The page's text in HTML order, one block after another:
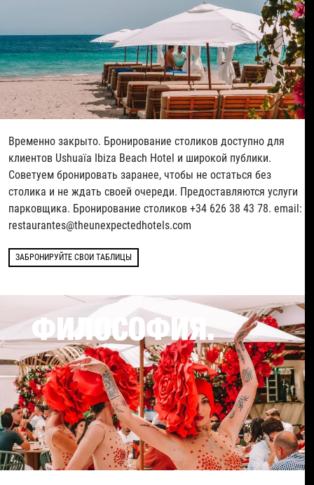
Временно закрыто. Бронирование столиков доступно для
клиентов Ushuaïa Ibiza Beach Hotel и широкой публики.
Советуем бронировать заранее, чтобы не остаться без
столика и не ждать своей очереди. Предоставляются услуги
парковщика. Бронирование столиков +34 626 38 43 78. email:
restaurantes@theunexpectedhotels.com
ЗАБРОНИРУЙТЕ СВОИ ТАБЛИЦЫ
ФИЛОСОФИЯ.